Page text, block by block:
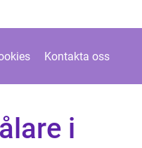
Kontakta oss
i